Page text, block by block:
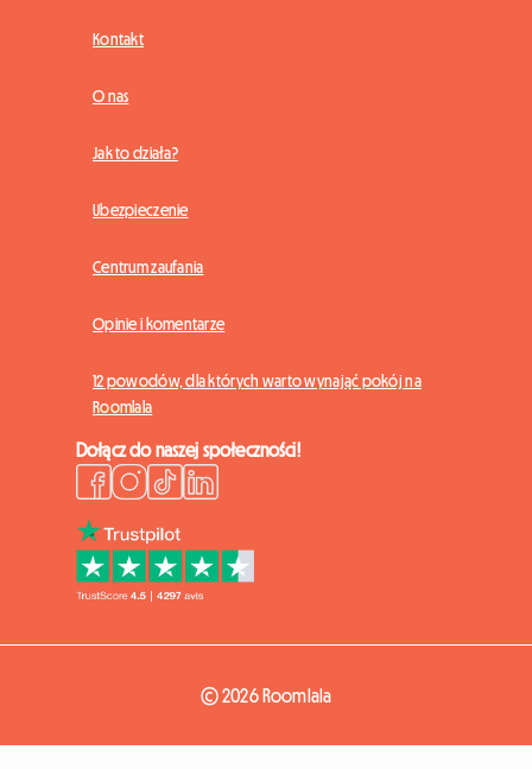
Kontakt
O nas
Jak to działa?
Ubezpieczenie
Centrum zaufania
Opinie i komentarze
12 powodów, dla których warto wynająć pokój na
Roomlala
Dołącz do naszej społeczności!
© 2026 Roomlala